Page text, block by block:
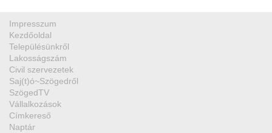
Impresszum
Kezdőoldal
Településünkről
Lakosságszám
Civil szervezetek
Saj(t)ó~Szögedről
SzögedTV
Vállalkozások
Címkereső
Naptár